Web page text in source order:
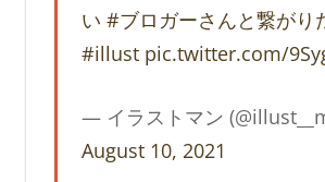
い #ブロガーさんと繋がり
#illust pic.twitter.com/
— イラストマン
August 10, 2021